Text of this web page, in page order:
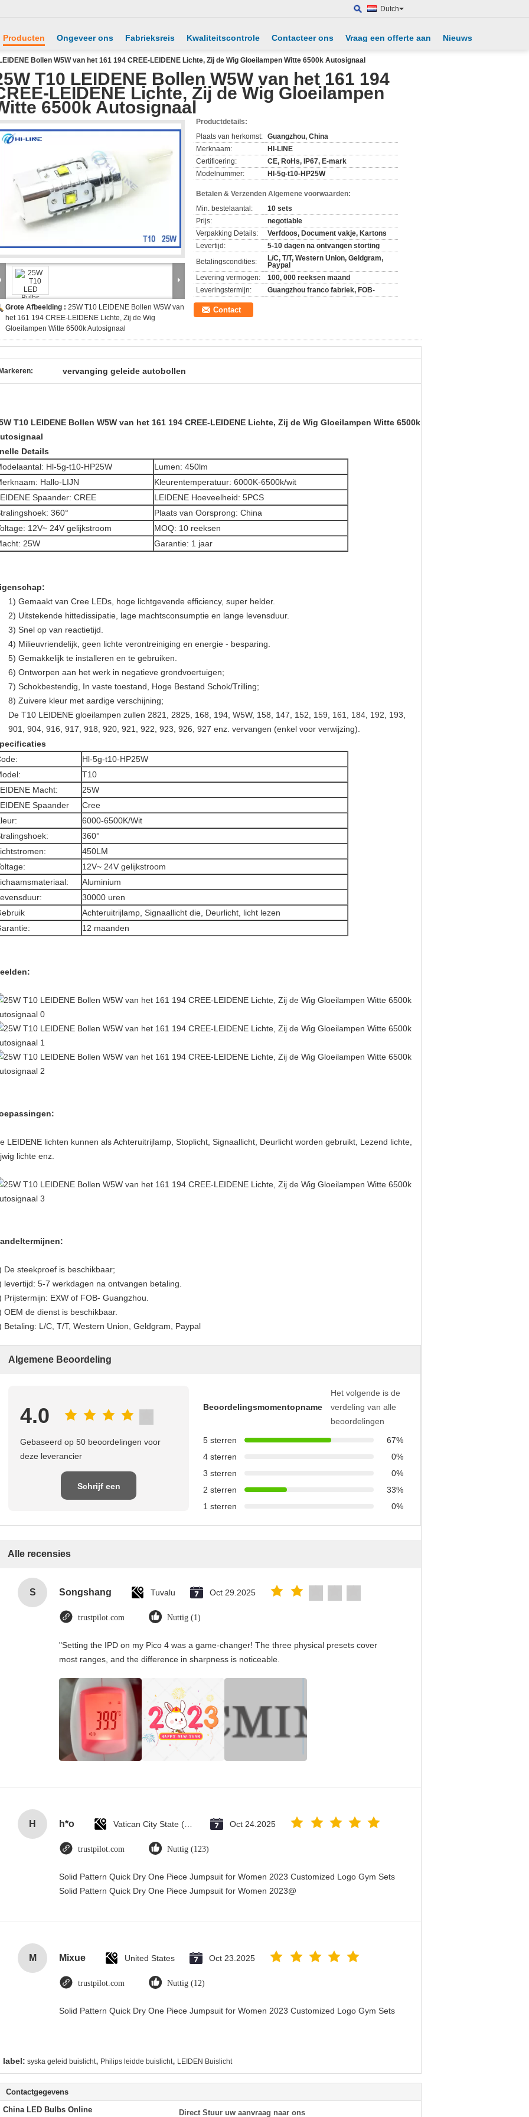
Dutch
Producten Ongeveer ons Fabrieksreis Kwaliteitscontrole Contacteer ons Vraag een offerte aan Nieuws
Bollen W5W van het 161 194 CREE-LEIDENE Lichte, Zij de Wig Gloeilampen Witte 6500k Autosignaal
T10 LEIDENE Bollen W5W van het 161 194
LEIDENE Lichte, Zij de Wig Gloeilampen
6500k Autosignaal
Grote Afbeelding : 25W T10 LEIDENE Bollen W5W van
het 161 194 CREE-LEIDENE Lichte, Zij de Wig
Gloeilampen Witte 6500k Autosignaal
Productdetails:
Plaats van herkomst: Guangzhou, China
Merknaam:
HI-LINE
Certificering:
CE, RoHs, IP67, E-mark
Modelnummer:
Hl-5g-t10-HP25W
Betalen & Verzenden Algemene voorwaarden:
Min. bestelaantal:
10 sets
Prijs:
negotiable
Verpakking Details:
Verfdoos, Document vakje, Kartons
Levertijd:
5-10 dagen na ontvangen storting
Betalingscondities:
L/C, T/T, Western Union, Geldgram,
Paypal
Levering vermogen:
100, 000 reeksen maand
Leveringstermijn:
Guangzhou franco fabriek, FOB-
Contact
vervanging geleide autobollen
T10 LEIDENE Bollen W5W van het 161 194 CREE-LEIDENE Lichte, Zij de Wig Gloeilampen Witte 6500k
Details
Hl-5g-t10-HP25W
Lumen: 450lm
Hallo-LIJN
Kleurentemperatuur: 6000K-6500k/wit
Spaander: CREE
LEIDENE Hoeveelheid: 5PCS
360°
Plaats van Oorsprong: China
12V~ 24V gelijkstroom
MOQ: 10 reeksen
25W
Garantie: 1 jaar
1) Gemaakt van Cree LEDs, hoge lichtgevende efficiency, super helder.
2) Uitstekende hittedissipatie, lage machtsconsumptie en lange levensduur.
3) Snel op van reactietijd.
4) Milieuvriendelijk, geen lichte verontreiniging en energie - besparing.
5) Gemakkelijk te installeren en te gebruiken.
6) Ontworpen aan het werk in negatieve grondvoertuigen;
7) Schokbestendig, In vaste toestand, Hoge Bestand Schok/Trilling;
8) Zuivere kleur met aardige verschijning;
De T10 LEIDENE gloeilampen zullen 2821, 2825, 168, 194, W5W, 158, 147, 152, 159, 161, 184, 192, 193,
901, 904, 916, 917, 918, 920, 921, 922, 923, 926, 927 enz. vervangen (enkel voor verwijzing).
Hl-5g-t10-HP25W
T10
Macht:
25W
Spaander
Cree
6000-6500K/Wit
360°
450LM
12V~ 24V gelijkstroom
Aluminium
30000 uren
Achteruitrijlamp, Signaallicht die, Deurlicht, licht lezen
12 maanden
LEIDENE lichten kunnen als Achteruitrijlamp, Stoplicht, Signaallicht, Deurlicht worden gebruikt, Lezend lichte,
lichte enz.
De steekproef is beschikbaar;
levertijd: 5-7 werkdagen na ontvangen betaling.
Prijstermijn: EXW of FOB- Guangzhou.
OEM de dienst is beschikbaar.
Betaling: L/C, T/T, Western Union, Geldgram, Paypal
Algemene Beoordeling
4.0
Gebaseerd op 50 beoordelingen voor
deze leverancier
Schrijf een
Beoordelingsmomentopname
Het volgende is de
verdeling van alle
beoordelingen
5 sterren
67%
4 sterren
0%
3 sterren
0%
2 sterren
33%
1 sterren
0%
Alle recensies
S Songshang Tuvalu Oct 29.2025
trustpilot.com Nuttig (1)
"Setting the IPD on my Pico 4 was a game-changer! The three physical presets cover
most ranges, and the difference in sharpness is noticeable.
H h*o Oct 24.2025
trustpilot.com Nuttig (123)
Solid Pattern Quick Dry One Piece Jumpsuit for Women 2023 Customized Logo Gym Sets
Solid Pattern Quick Dry One Piece Jumpsuit for Women 2023@
M Mixue United States Oct 23.2025
trustpilot.com Nuttig (12)
Solid Pattern Quick Dry One Piece Jumpsuit for Women 2023 Customized Logo Gym Sets
label: syska geleid buislicht, Philips leidde buislicht, LEIDEN Buislicht
Contactgegevens
China LED Bulbs Online
Direct Stuur uw aanvraag naar ons